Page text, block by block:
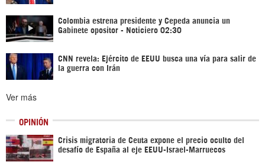
Colombia estrena presidente y Cepeda anuncia un
Gabinete opositor - Noticiero 02:30
CNN revela: Ejército de EEUU busca una vía para salir de
la guerra con Irán
Ver más
OPINIÓN
Crisis migratoria de Ceuta expone el precio oculto del
desafío de España al eje EEUU-Israel-Marruecos